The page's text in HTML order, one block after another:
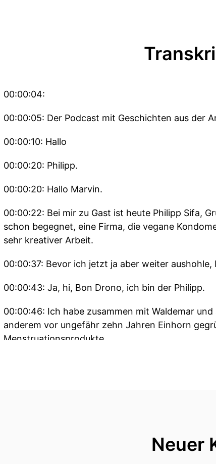
00:00:04:
00:00:05: Der Podcast mit Geschichten aus der
00:00:10: Hallo
00:00:20: Philipp.
00:00:20: Hallo Marvin.
00:00:22: Bei mir zu Gast ist heute Philipp Sifa,
schon begegnet, eine Firma, die vegane
sehr kreativer Arbeit.
00:00:37: Bevor ich jetzt ja aber weiter
00:00:43: Ja, hi, Bon Drono, ich bin der Philipp.
00:00:46: Ich habe zusammen mit Waldemar
anderem vor ungefähr zehn Jahren Einhorn
Menstruationsprodukte.
00:01:10: Und das sagt auch viel über mich aus,
Neuer